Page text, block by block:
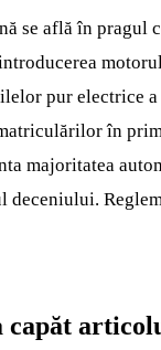
se află în pragul
pur electrice
în
majoritatea
deceniului.